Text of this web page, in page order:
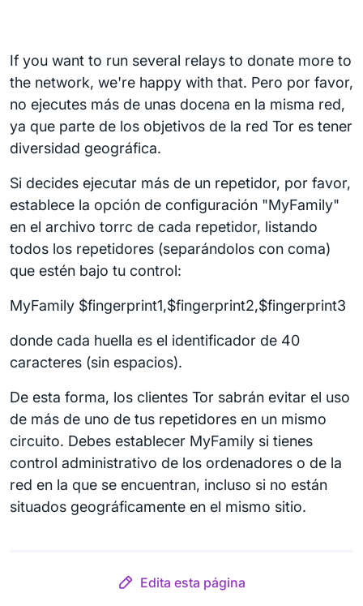
If you want to run several relays to donate more to
the network, we're happy with that. Pero por favor,
no ejecutes más de unas docena en la misma red,
ya que parte de los objetivos de la red Tor es tener
diversidad geográfica.
Si decides ejecutar más de un repetidor, por favor,
establece la opción de configuración "MyFamily"
en el archivo torrc de cada repetidor, listando
todos los repetidores (separándolos con coma)
que estén bajo tu control:
MyFamily $fingerprint1,$fingerprint2,$fingerprint3
donde cada huella es el identificador de 40
caracteres (sin espacios).
De esta forma, los clientes Tor sabrán evitar el uso
de más de uno de tus repetidores en un mismo
circuito. Debes establecer MyFamily si tienes
control administrativo de los ordenadores o de la
red en la que se encuentran, incluso si no están
situados geográficamente en el mismo sitio.
Edita esta página